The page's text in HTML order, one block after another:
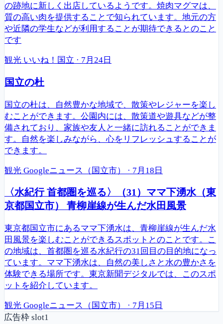
の跡地に新しく出店しているようです。焼肉マグマは、
質の高い肉を提供することで知られています。地元の方
や近隣の学生などが利用することが期待できるとのこと
です
観光 いいね！国立 · 7月24日
国立の杜
国立の杜は、自然豊かな地域で、散策やレジャーを楽し
むことができます。公園内には、散策道や遊具などが整
備されており、家族や友人と一緒に訪れることができま
す。自然を楽しみながら、心をリフレッシュすることが
できます。
観光 Googleニュース（国立市） · 7月18日
〈水紀行 首都圏を巡る〉（31）ママ下湧水（東
京都国立市） 青柳崖線が生んだ水田風景
東京都国立市にあるママ下湧水は、青柳崖線が生んだ水
田風景を楽しむことができるスポットとのことです。こ
の地域は、首都圏を巡る水紀行の31回目の目的地になっ
ています。ママ下湧水は、自然の美しさと水の豊かさを
体験できる場所です。東京新聞デジタルでは、このスポ
ットを紹介しています。
観光 Googleニュース（国立市） · 7月15日
広告枠 slot1